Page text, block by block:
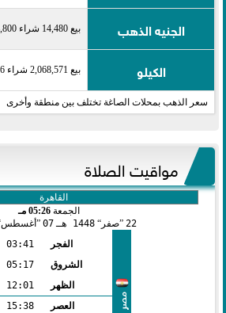
الجنيه الذهب بيع 14,480 شراء 14,800
الكيلو بيع 2,068,571 شراء 2,114,286
سعر الذهب بمحلات الصاغة تختلف بين منطقة وأخرى
مواقيت الصلاة
الجمعة 05:26 مـ
22 صفر 1448 هـ 07 أغسطس
مصر
الفجر
03:41
الشروق
05:17
الظهر
12:01
العصر
15:38